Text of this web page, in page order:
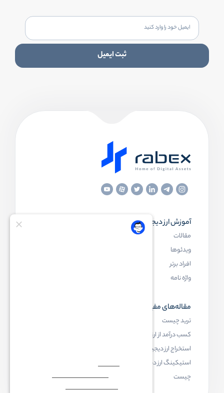
ثبت ایمیل
آموزش ارز دیجیتال
مقالات
ویدئوها
افراد برتر
واژه نامه
مقاله‌های مفید
ترید چیست
کسب درآمد از ارز دیجیتال
استخراج ارز دیجیتال چیست
استیکینگ ارز دیجیتال
چیست